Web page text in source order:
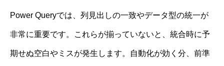
Power Queryでは、列見出しの一致やデータ型の統一が
非常に重要です。これらが揃っていないと、統合時に予
期せぬ空白やミスが発生します。自動化が効く分、前準